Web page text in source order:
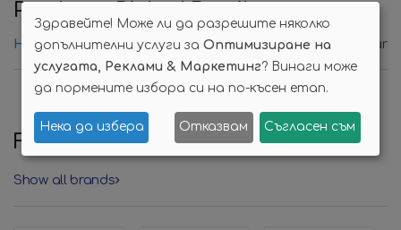
Products Picked Bynika
Най-нови продукти On Sale Best Seller
FeaturedBrands
Show all brands
Здравейте! Може ли да разрешите няколко
допълнителни услуги за Оптимизиране на
услугата, Реклами & Маркетинг? Винаги може
да пормените избора си на по-късен етап.
Нека да избера Отказвам Съгласен съм